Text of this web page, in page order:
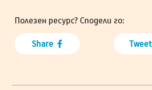
Полезен ресурс? Сподели го:
Share Tweet